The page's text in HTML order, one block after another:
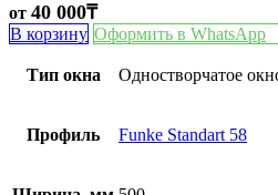
от 40 000₸
В корзину Оформить в WhatsApp
Тип окна Одностворчатое
Профиль Funke Standart 58